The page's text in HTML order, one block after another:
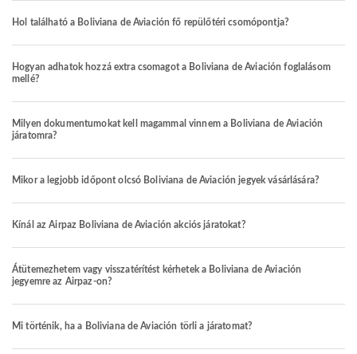
Hol található a Boliviana de Aviación fő repülőtéri csomópontja?
Hogyan adhatok hozzá extra csomagot a Boliviana de Aviación foglalásom
mellé?
Milyen dokumentumokat kell magammal vinnem a Boliviana de Aviación
járatomra?
Mikor a legjobb időpont olcsó Boliviana de Aviación jegyek vásárlására?
Kínál az Airpaz Boliviana de Aviación akciós járatokat?
Átütemezhetem vagy visszatérítést kérhetek a Boliviana de Aviación
jegyemre az Airpaz-on?
Mi történik, ha a Boliviana de Aviación törli a járatomat?